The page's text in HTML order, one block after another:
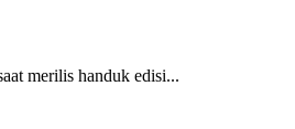
merilis handuk edisi...